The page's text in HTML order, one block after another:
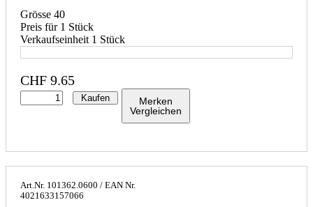
Grösse 40
Preis für 1 Stück
Verkaufseinheit 1 Stück
CHF 9.65
Kaufen
Merken
Vergleichen
Art.Nr. 101362.0600 / EAN Nr.
4021633157066